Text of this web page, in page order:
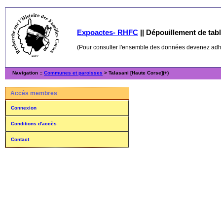
Expoactes- RHFC || Dépouillement de
(Pour consulter l'ensemble des données devenez
Navigation :: Communes et paroisses > Talasani [Haute Corse](+)
Accès membres
Connexion
Conditions d'accès
Contact